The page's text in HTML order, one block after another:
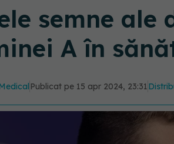
semne
A în
Publicat pe 15 apr 2024, 23:31